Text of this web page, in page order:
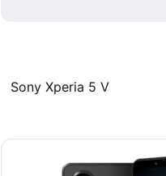
Sony Xperia 5 V